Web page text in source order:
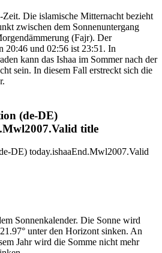
Zeit. Die islamische Mitternacht bezieht
zwischen dem Sonnenuntergang
(Fajr). Der
20:46 und 02:56 ist 23:51. In
kann das Ishaa im Sommer nach der
sein. In diesem Fall erstreckt sich die
(de-DE)
title
DE) today.ishaaEnd.Mwl2007.Valid
Sonnenkalender. Die Sonne wird
unter den Horizont sinken. An
Jahr wird die Somme nicht mehr